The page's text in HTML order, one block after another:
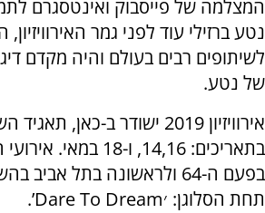
נטע ברזילי עוד לפני גמר
לשיתופים רבים בעולם והיה מקדם
של נטע.
אירוויזיון 2019 ישודר ב-כאן,
בתאריכים: 14,16, ו-18
תחת הסלוגן: ׳Dare To Dream’.